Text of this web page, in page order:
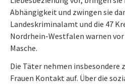
Abhängigkeit und zwingen sie
Landeskriminalamt und die 47
Nordrhein-Westfalen warnen
Masche.
Die Täter nehmen insbesondere
Frauen Kontakt auf. Über die